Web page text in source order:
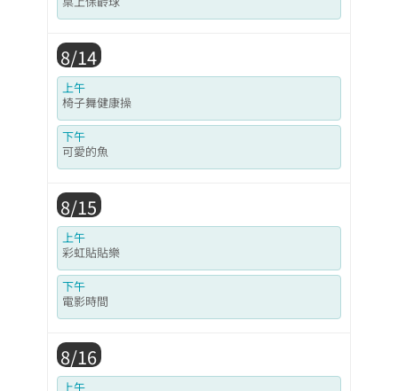
8/14
上午
椅子舞健康操
下午
可愛的魚
8/15
上午
彩虹貼貼樂
下午
電影時間
8/16
上午